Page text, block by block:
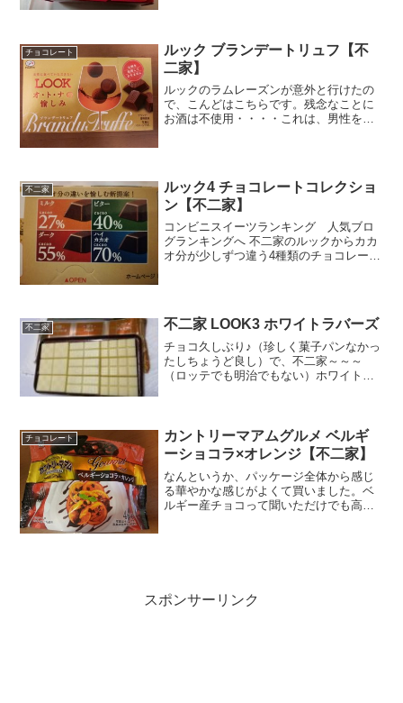
チョコレート
ルック ブランデートリュフ【不
二家】
ルックのラムレーズンが意外と行けたの
で、こんどはこちらです。残念なことに
お酒は不使用・・・・これは、男性を敵
不二家
ルック4 チョコレートコレクショ
ン【不二家】
コンビニスイーツランキング 人気ブロ
グランキングへ 不二家のルックからカカ
オ分が少しずつ違う4種類のチョコレート
スを追及したマイルドな味...
不二家 不二家 LOOK3 ホワイトラバーズ
チョコ久しぶり♪（珍しく菓子パンなかっ
たしちょうど良し）で、不二家～～～
（ロッテでも明治でもない）ホワイトチ
合わせは何なんだ？まっ...
チョコレート
カントリーマアムグルメ ベルギ
ーショコラ×オレンジ【不二家】
なんというか、パッケージ全体から感じ
る華やかな感じがよくて買いました。ベ
ルギー産チョコって聞いただけでも高級
スポンサーリンク